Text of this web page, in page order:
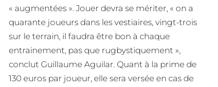
« augmentées ». Jouer devra se mériter, « on a
quarante joueurs dans les vestiaires, vingt-trois
sur le terrain, il faudra être bon à chaque
entrainement, pas que rugbystiquement »,
conclut Guillaume Aguilar. Quant à la prime de
130 euros par joueur, elle sera versée en cas de